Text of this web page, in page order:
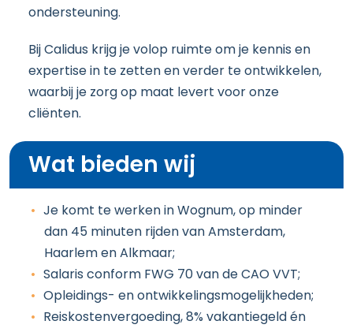
ondersteuning.
Bij Calidus krijg je volop ruimte om je kennis en
expertise in te zetten en verder te ontwikkelen,
waarbij je zorg op maat levert voor onze
cliënten.
Wat bieden wij
Je komt te werken in Wognum, op minder
dan 45 minuten rijden van Amsterdam,
Haarlem en Alkmaar;
Salaris conform FWG 70 van de CAO VVT;
Opleidings- en ontwikkelingsmogelijkheden;
Reiskostenvergoeding, 8% vakantiegeld én